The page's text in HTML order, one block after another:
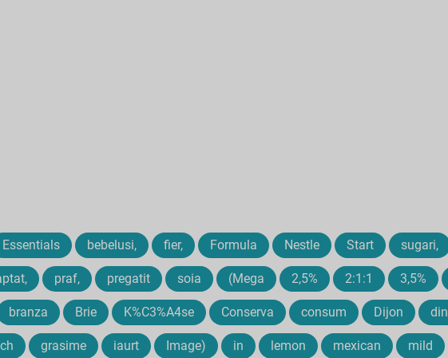
Essentials bebelusi, fier, Formula Nestle Start sugari,
praf, pregatit soia (Mega 2,5% 2:1:1 3,5%
branza Brie K%C3%A4se Conserva consum Dijon din
grasime iaurt Image) in lemon mexican mild